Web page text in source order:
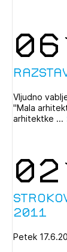
06
Vljudno
"Mala
arhitektke ...
02
2011
Petek